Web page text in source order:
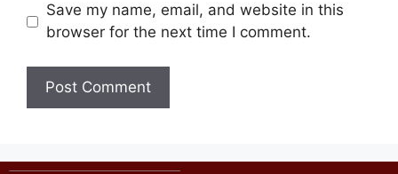
Save my name, email, and website in this
browser for the next time I comment.